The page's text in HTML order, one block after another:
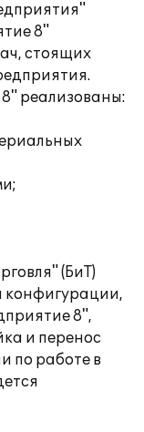
8"
стоящих
реализованы:
(БиТ)
конфигурации,
8",
и перенос
по работе в